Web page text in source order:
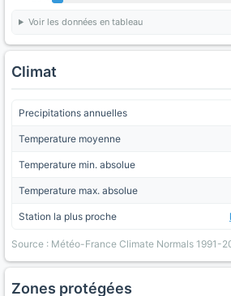
Voir les données en tableau
Climat
Precipitations annuelles
Temperature moyenne
Temperature min. absolue
Temperature max. absolue
Station la plus proche
Source : Météo-France Climate Normals 1991-
Zones protégées